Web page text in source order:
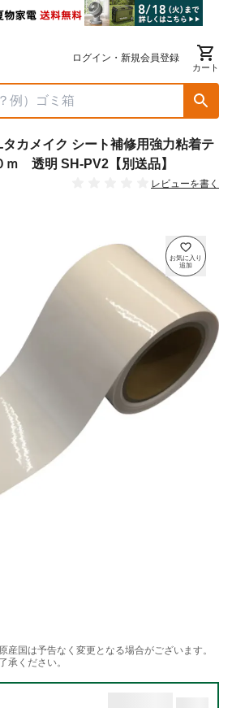
ログイン・新規会員登録
カート
タカメイク シート補修用強力粘着テ
透明 SH-PV2【別送品】
レビューを書く
国は予告なく変更となる場合がございます。
承ください。